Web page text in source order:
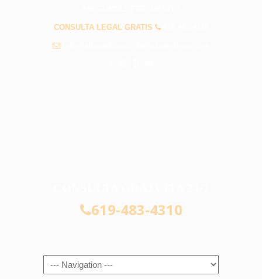
CONSULTA LEGAL GRATIS
619-483-4310
Navigation